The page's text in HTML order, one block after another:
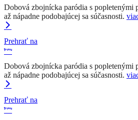
Dobová zbojnícka paródia s popletenými
až nápadne podobajúcej sa súčasnosti.
Prehrať na
Dobová zbojnícka paródia s popletenými
až nápadne podobajúcej sa súčasnosti.
Prehrať na